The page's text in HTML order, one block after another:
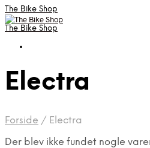
The Bike Shop
The Bike Shop
Electra
Forside / Electra
Der blev ikke fundet nogle